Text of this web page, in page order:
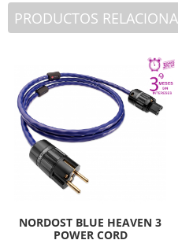
PRODUCTOS
NORDOST BLUE HEAVEN 3
POWER CORD